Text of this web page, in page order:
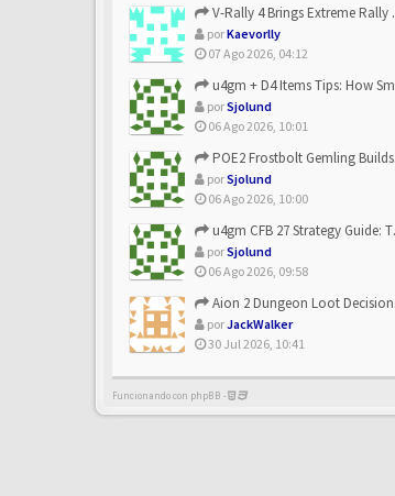
V-Rally 4 Brings Extreme Rally Racing With Challenging Track...
porKaevorlly
07 Ago 2026, 04:12
u4gm + D4 Items Tips: How Smart Players Optimize Gear, Build...
porSjolund
06 Ago 2026, 10:01
POE2 Frostbolt Gemling Builds Get Stronger With u4gm’s Ice C...
porSjolund
06 Ago 2026, 10:00
u4gm CFB 27 Strategy Guide: The Toxic Offensive Scheme Your ...
porSjolund
06 Ago 2026, 09:58
Aion 2 Dungeon Loot Decisions: Smarter Runs With U4N
porJackWalker
30 Jul 2026, 10:41
Funcionando con phpBB -